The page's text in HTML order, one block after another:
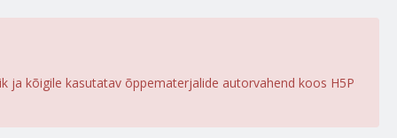
ja kõigile kasutatav õppematerjalide autorvahend koos H5P